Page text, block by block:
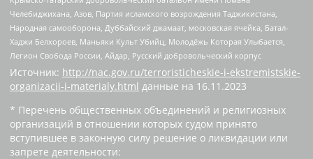
Челебиджихана, Азов, Партия исламского возрождения Таджикистана,
Народная самооборона, Дуббайский джамаат, московская ячейка, Батал-
Хаджи Белхороев, Маньяки Культ Убийц, Молодёжь Которая Улыбается,
Легион Свобода России, Айдар, Русский добровольческий корпус
Источник: http://nac.gov.ru/terroristicheskie-i-ekstremistskie-
organizacii-i-materialy.html данные на 16.11.2023
* Перечень общественных объединений и религиозных
организаций в отношении которых судом принято
вступившее в законную силу решение о ликвидации или
запрете деятельности: